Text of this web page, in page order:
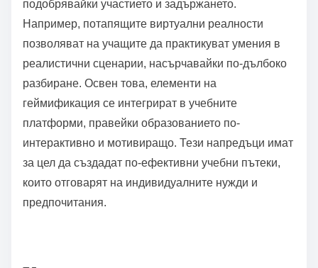
ресурси, адаптирани към предпочитанията, като
визуални помощни средства или практически
дейности. Редовно преглеждайте и коригирайте
плана въз основа на напредъка и обратната
връзка.
Какви иновационни техники се появяват през 2025
Иновационните техники, които се появяват през
2025 г., се фокусират върху персонализираното
учене и адаптивните методи на кондициониране.